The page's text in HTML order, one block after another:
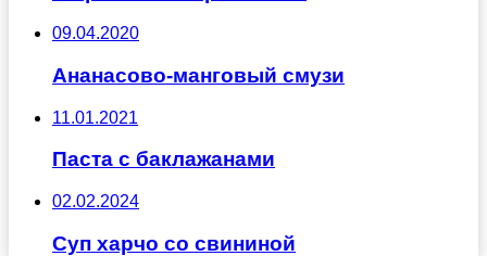
09.04.2020
Ананасово-манговый смузи
11.01.2021
Паста с баклажанами
02.02.2024
Суп харчо со свининой